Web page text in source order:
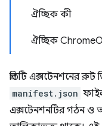
ঐচ্ছিক কী
ঐচ্ছিক
প্রতিটি এক্সটেনশনের
manifest.json
এক্সটেনশনটির গঠন ও